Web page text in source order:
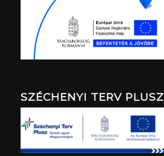
SZÉCHENYI TERV PLUSZ